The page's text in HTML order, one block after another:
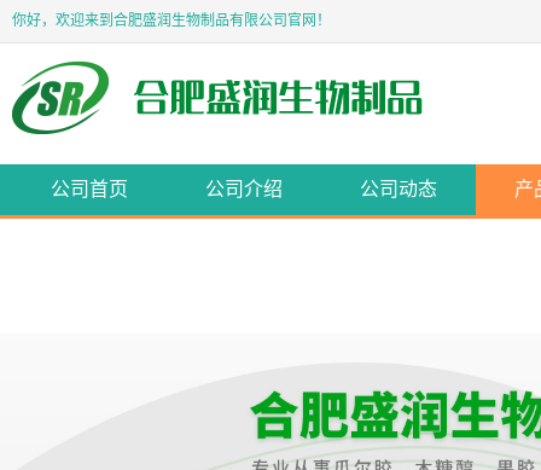
你好，欢迎来到合肥盛润生物制品有限公司官网！
公司首页 公司介绍 公司动态 产